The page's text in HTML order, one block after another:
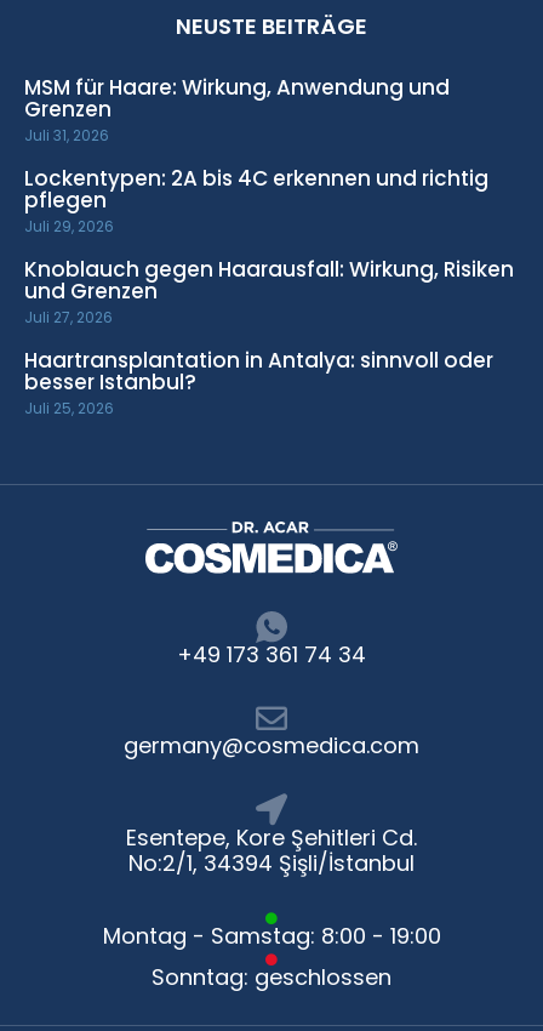
NEUSTE BEITRÄGE
MSM für Haare: Wirkung, Anwendung und
Grenzen
Juli 31, 2026
Lockentypen: 2A bis 4C erkennen und richtig
pflegen
Juli 29, 2026
Knoblauch gegen Haarausfall: Wirkung, Risiken
und Grenzen
Juli 27, 2026
Haartransplantation in Antalya: sinnvoll oder
besser Istanbul?
Juli 25, 2026
+49 173 361 74 34
germany@cosmedica.com
Esentepe, Kore Şehitleri Cd.
No:2/1, 34394 Şişli/İstanbul
Montag - Samstag: 8:00 - 19:00
Sonntag: geschlossen